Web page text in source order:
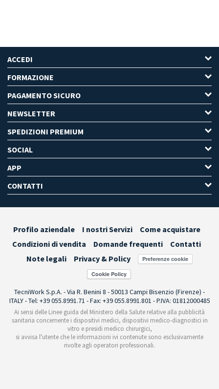
ACCEDI
FORMAZIONE
PAGAMENTO SICURO
NEWSLETTER
SPEDIZIONI PREMIUM
SOCIAL
APP
CONTATTI
Profilo aziendale I nostri Servizi
Come acquistare
Condizioni di vendita
Domande frequenti
Contatti
Note legali
Privacy & Policy Preferenze cookie
TecniWork S.p.A. - Via R. Benini 8 - 50013 Campi Bisenzio (Firenze) -
ITALY - Tel: +39 055.8991.71 - Fax: +39 055.8991.801 - P.IVA: 01812000485
Ai sensi delle Linee guida del Ministero della Salute relative alla pubblicità
sanitaria concernente i dispositivi medici, dispositivi medico-diagnostici in
vitro e presidi medico chirurgici,
si avvisa l'utente che le informazioni ivi contenute sono esclusivamente
rivolte agli operatori professionali.